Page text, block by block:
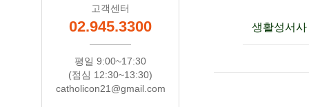
고객센터
02.945.3300
평일 9:00~17:30
(점심 12:30~13:30)
catholicon21@gmail.com
생활성서